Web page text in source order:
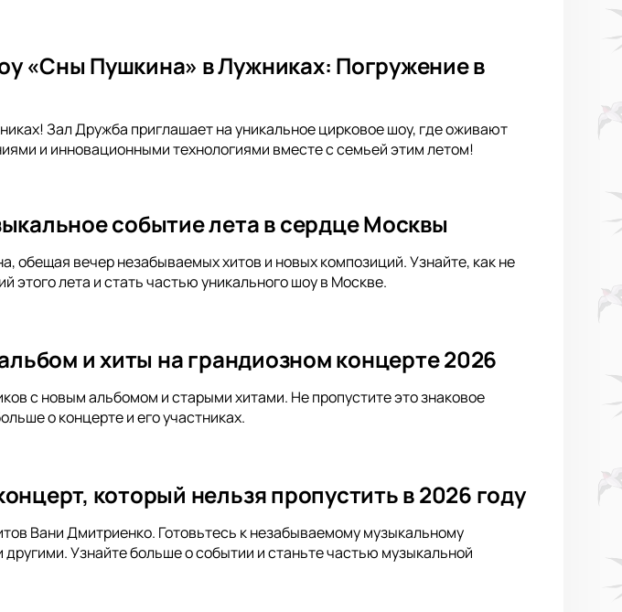
«Сны Пушкина» в Лужниках: Погружение в
Зал Дружба приглашает на уникальное цирковое шоу, где оживают
и инновационными технологиями вместе с семьей этим летом!
событие лета в сердце Москвы
обещая вечер незабываемых хитов и новых композиций. Узнайте, как не
этого лета и стать частью уникального шоу в Москве.
и хиты на грандиозном концерте 2026
с новым альбомом и старыми хитами. Не пропустите это знаковое
о концерте и его участниках.
который нельзя пропустить в 2026 году
Вани Дмитриенко. Готовьтесь к незабываемому музыкальному
Узнайте больше о событии и станьте частью музыкальной